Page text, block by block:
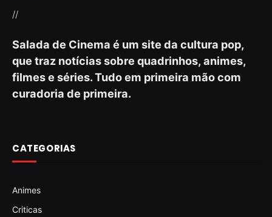
//
Salada de Cinema é um site da cultura pop,
que traz notícias sobre quadrinhos, animes,
filmes e séries. Tudo em primeira mão com
curadoria de primeira.
CATEGORIAS
Animes
Criticas